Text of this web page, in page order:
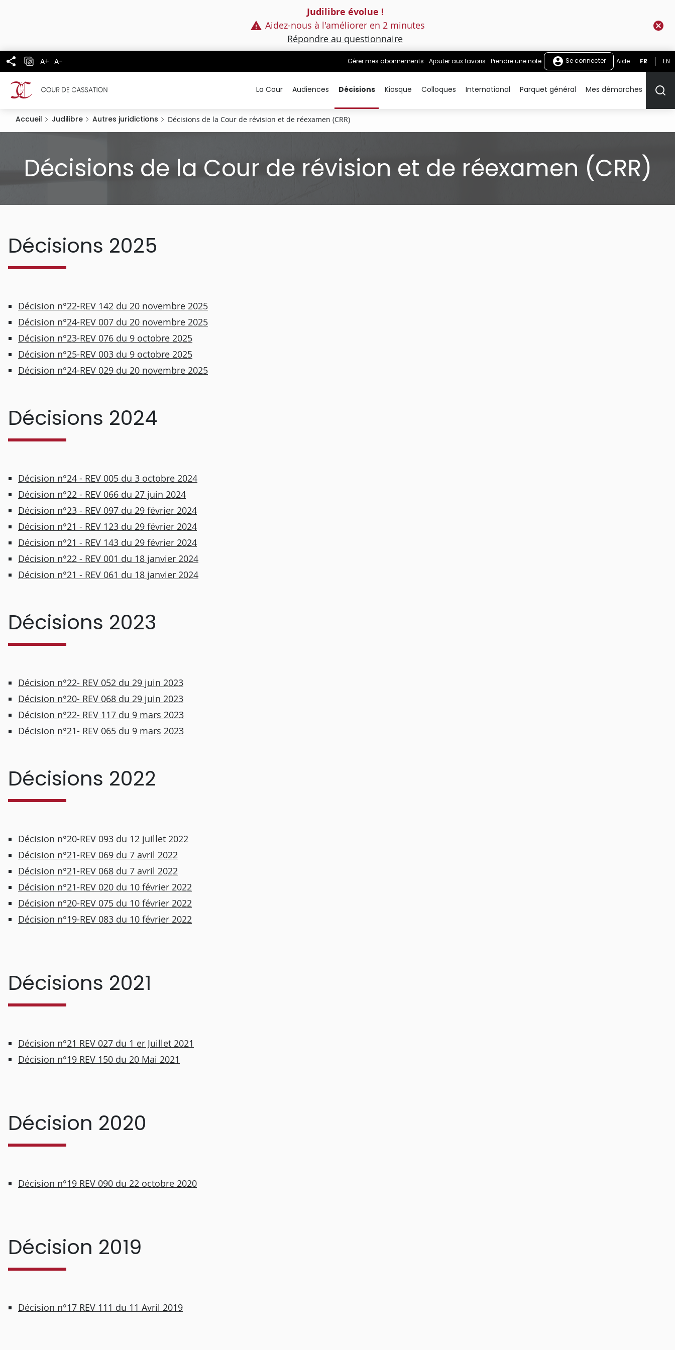
Judilibre évolue !
Aidez-nous à l'améliorer en 2 minutes
Répondre au questionnaire
A+ A- Gérer mes abonnements Ajouter aux favoris Prendre une note Se connecter Aide FR EN
La Cour Audiences Décisions Kiosque Colloques International Parquet général Mes démarches
Accueil Judilibre Autres juridictions Décisions de la Cour de révision et de réexamen (CRR)
Décisions de la Cour de révision et de réexamen (CRR)
Décisions 2025
Décision n°22-REV 142 du 20 novembre 2025
Décision n°24-REV 007 du 20 novembre 2025
Décision n°23-REV 076 du 9 octobre 2025
Décision n°25-REV 003 du 9 octobre 2025
Décision n°24-REV 029 du 20 novembre 2025
Décisions 2024
Décision n°24 - REV 005 du 3 octobre 2024
Décision n°22 - REV 066 du 27 juin 2024
Décision n°23 - REV 097 du 29 février 2024
Décision n°21 - REV 123 du 29 février 2024
Décision n°21 - REV 143 du 29 février 2024
Décision n°22 - REV 001 du 18 janvier 2024
Décision n°21 - REV 061 du 18 janvier 2024
Décisions 2023
Décision n°22- REV 052 du 29 juin 2023
Décision n°20- REV 068 du 29 juin 2023
Décision n°22- REV 117 du 9 mars 2023
Décision n°21- REV 065 du 9 mars 2023
Décisions 2022
Décision n°20-REV 093 du 12 juillet 2022
Décision n°21-REV 069 du 7 avril 2022
Décision n°21-REV 068 du 7 avril 2022
Décision n°21-REV 020 du 10 février 2022
Décision n°20-REV 075 du 10 février 2022
Décision n°19-REV 083 du 10 février 2022
Décisions 2021
Décision n°21 REV 027 du 1 er Juillet 2021
Décision n°19 REV 150 du 20 Mai 2021
Décision 2020
Décision n°19 REV 090 du 22 octobre 2020
Décision 2019
Décision n°17 REV 111 du 11 Avril 2019